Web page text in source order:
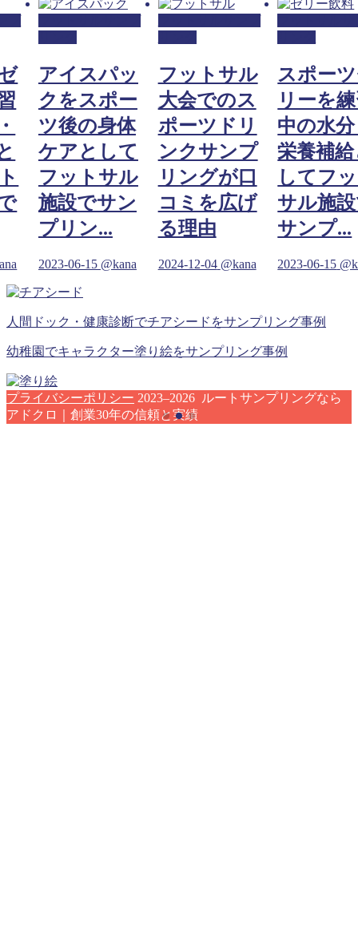
プ
アイスパッ
クをスポー
ツ後の身体
ケアとして
フットサル
施設でサン
プリン...
2023-06-15 @kana
フットサル
大会でのス
ポーツドリ
ンクサンプ
リングが口
コミを広げ
る理由
2024-12-04 @kana
スポー
リーを
中の水
栄養補
してフ
サル施
サンプ...
2023-06-15
人間ドック・健康診断でチアシードをサンプリング事例
幼稚園でキャラクター塗り絵をサンプリング事例
プライバシーポリシー 2023–2026 ルートサンプリングなら
アドクロ｜創業30年の信頼と実績